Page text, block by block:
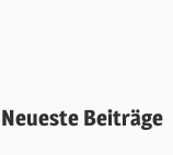
Neueste Beiträge